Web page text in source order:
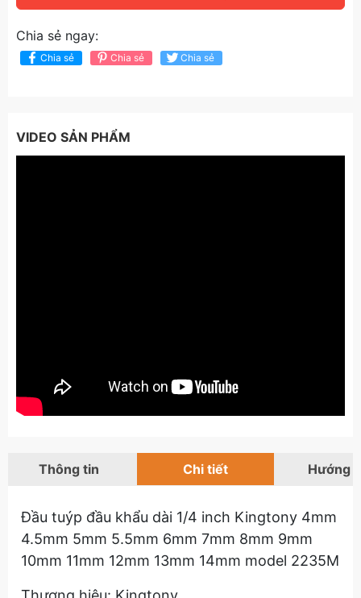
Chia sẻ ngay:
Chia sẻ Chia sẻ Chia sẻ
VIDEO SẢN PHẨM
Thông tin Chi tiết Hướng
Đầu tuýp đầu khẩu dài 1/4 inch Kingtony 4mm
4.5mm 5mm 5.5mm 6mm 7mm 8mm 9mm
10mm 11mm 12mm 13mm 14mm model 2235M